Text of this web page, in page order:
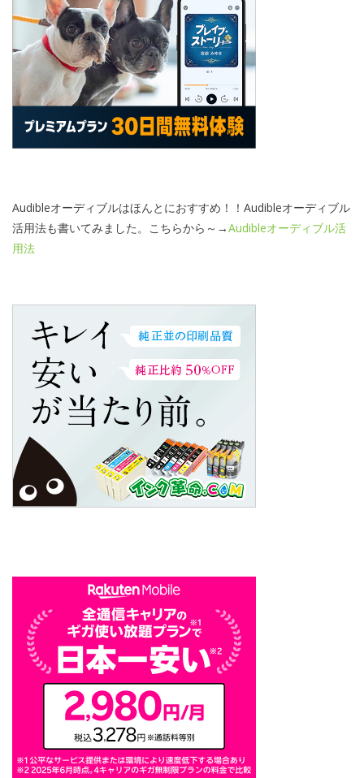
Audibleオーディブルはほんとにおすすめ！！Audibleオーディブル
活用法も書いてみました。こちらから～→Audibleオーディブル活
用法